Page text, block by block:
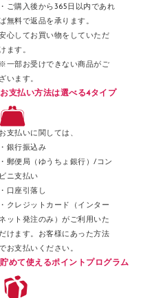
テープカッター
その他文具
セロハンテープ
スティックのり
クリップ
カッター
ご購入後から365日以内であれ
無料で返品を承ります。
心してお買い物をしていただ
ます。
一部お受けできない商品がご
います。
お支払い方法は選べる4タイプ
支払いに関しては、
銀行振込み
郵便局（ゆうちょ銀行）/コン
ニ支払い
口座引落し
クレジットカード（インター
ット発注のみ）がご利用いた
けます。お客様にあった方法
お支払いください。
貯めて使えるポイントプログラム